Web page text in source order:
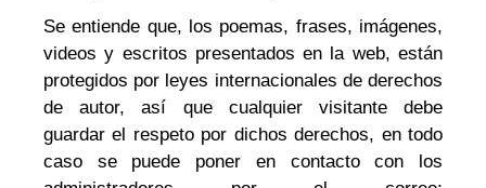
Se entiende que, los poemas, frases, imágenes,
videos y escritos presentados en la web, están
protegidos por leyes internacionales de derechos
de autor, así que cualquier visitante debe
guardar el respeto por dichos derechos, en todo
caso se puede poner en contacto con los